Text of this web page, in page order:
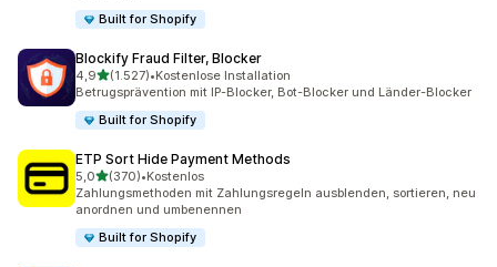
Built for Shopify
Blockify Fraud Filter, Blocker
4,9von 5 Sternen
(1.527)
1527 Rezensionen insgesamt
•Kostenlose Installation
Betrugsprävention mit IP-Blocker, Bot-Blocker und Länder-Blocker
Built for Shopify
ETP Sort Hide Payment Methods
5,0von 5 Sternen
(370)
370 Rezensionen insgesamt
•Kostenlos
Zahlungsmethoden mit Zahlungsregeln ausblenden, sortieren, neu
anordnen und umbenennen
Built for Shopify